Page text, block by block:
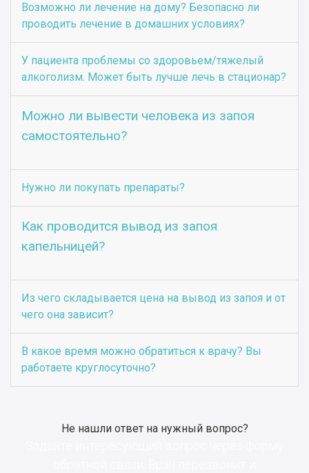
Возможно ли лечение на дому? Безопасно ли
проводить лечение в домашних условиях?
У пациента проблемы со здоровьем/тяжелый
алкоголизм. Может быть лучше лечь в стационар?
Можно ли вывести человека из запоя
самостоятельно?
Нужно ли покупать препараты?
Как проводится вывод из запоя
капельницей?
Из чего складывается цена на вывод из запоя и от
чего она зависит?
В какое время можно обратиться к врачу? Вы
работаете круглосуточно?
Не нашли ответ на нужный вопрос?